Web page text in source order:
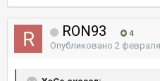
RON93 4
Опубликовано 2